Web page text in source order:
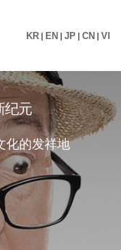
KR | EN | JP | CN | VI
纪元
化的发祥地